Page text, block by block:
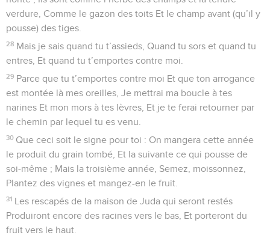
verdure, Comme le gazon des toits Et le champ avant (qu’il y
pousse) des tiges.
28 Mais je sais quand tu t’assieds, Quand tu sors et quand tu
entres, Et quand tu t’emportes contre moi.
29 Parce que tu t’emportes contre moi Et que ton arrogance
est montée là mes oreilles, Je mettrai ma boucle à tes
narines Et mon mors à tes lèvres, Et je te ferai retourner par
le chemin par lequel tu es venu.
30 Que ceci soit le signe pour toi : On mangera cette année
le produit du grain tombé, Et la suivante ce qui pousse de
soi-même ; Mais la troisième année, Semez, moissonnez,
Plantez des vignes et mangez-en le fruit.
31 Les rescapés de la maison de Juda qui seront restés
Produiront encore des racines vers le bas, Et porteront du
fruit vers le haut.